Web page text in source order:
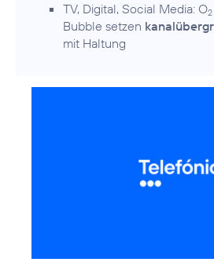
TV, Digital, Social Media: O2
Bubble setzen
mit Haltung